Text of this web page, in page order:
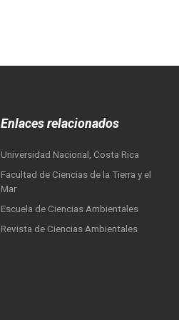
Enlaces relacionados
Universidad Nacional, Costa Rica
Facultad de Ciencias de la Tierra y el
Mar
Escuela de Ciencias Ambientales
Revista de Ciencias Ambientales